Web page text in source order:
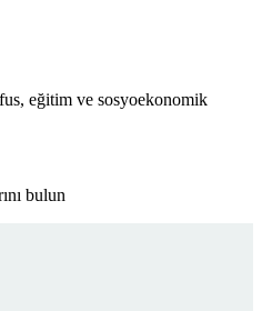
eğitim ve sosyoekonomik
bulun